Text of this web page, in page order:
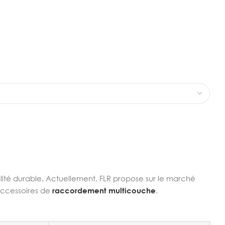
durable. Actuellement, FLR propose sur le marché
de raccordement multicouche.